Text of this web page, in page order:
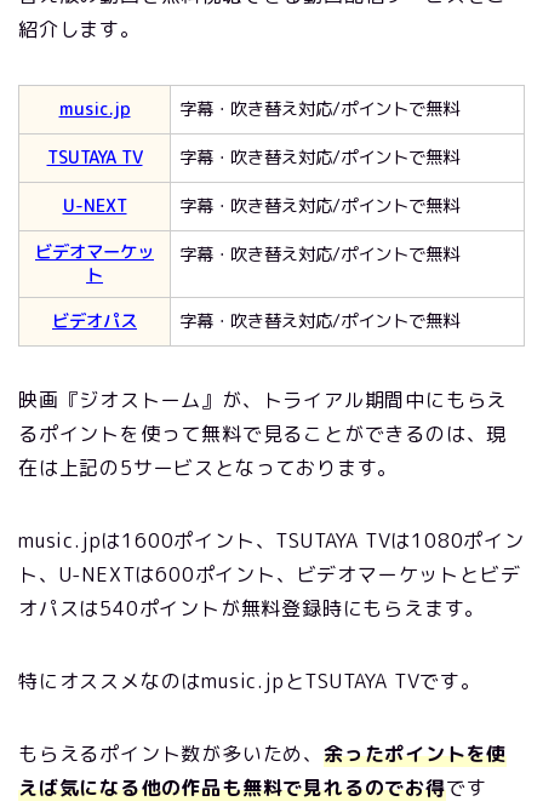
紹介します。
music.jp
字幕・吹き替え対応/ポイントで無料
TSUTAYA TV
字幕・吹き替え対応/ポイントで無料
U-NEXT
字幕・吹き替え対応/ポイントで無料
ビデオマーケッ
ト
字幕・吹き替え対応/ポイントで無料
ビデオパス 字幕・吹き替え対応/ポイントで無料
映画『ジオストーム』が、トライアル期間中にもらえ
るポイントを使って無料で見ることができるのは、現
在は上記の5サービスとなっております。
music.jpは1600ポイント、TSUTAYA TVは1080ポイン
ト、U-NEXTは600ポイント、ビデオマーケットとビデ
オパスは540ポイントが無料登録時にもらえます。
特にオススメなのはmusic.jpとTSUTAYA TVです。
もらえるポイント数が多いため、 余ったポイントを使
えば気になる他の作品も無料で見れるのでお得です